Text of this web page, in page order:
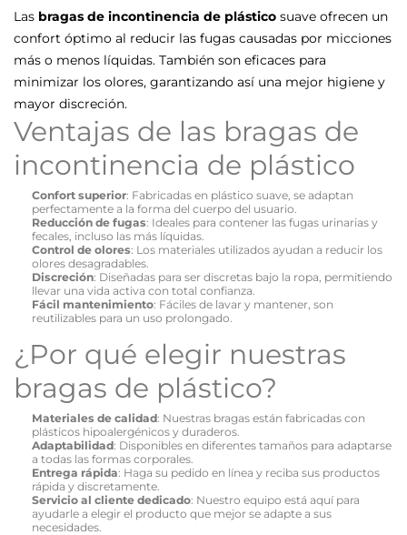
Las bragas de incontinencia de plástico suave ofrecen un
confort óptimo al reducir las fugas causadas por micciones
más o menos líquidas. También son eficaces para
minimizar los olores, garantizando así una mejor higiene y
mayor discreción.
Ventajas de las bragas de
incontinencia de plástico
Confort superior: Fabricadas en plástico suave, se adaptan
perfectamente a la forma del cuerpo del usuario.
Reducción de fugas: Ideales para contener las fugas urinarias y
fecales, incluso las más líquidas.
Control de olores: Los materiales utilizados ayudan a reducir los
olores desagradables.
Discreción: Diseñadas para ser discretas bajo la ropa, permitiendo
llevar una vida activa con total confianza.
Fácil mantenimiento: Fáciles de lavar y mantener, son
reutilizables para un uso prolongado.
¿Por qué elegir nuestras
bragas de plástico?
Materiales de calidad: Nuestras bragas están fabricadas con
plásticos hipoalergénicos y duraderos.
Adaptabilidad: Disponibles en diferentes tamaños para adaptarse
a todas las formas corporales.
Entrega rápida: Haga su pedido en línea y reciba sus productos
rápida y discretamente.
Servicio al cliente dedicado: Nuestro equipo está aquí para
ayudarle a elegir el producto que mejor se adapte a sus
necesidades.